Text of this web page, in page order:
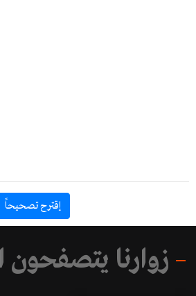
إقترح تصحيحاً
زوارنا يتصفحون